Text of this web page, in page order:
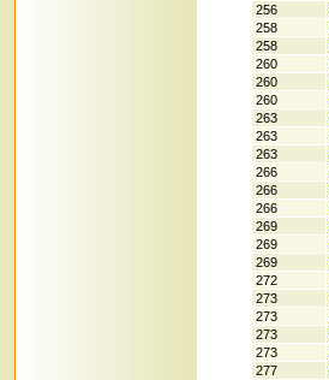
256
258
258
260
260
260
263
263
263
266
266
266
269
269
269
272
273
273
273
273
277